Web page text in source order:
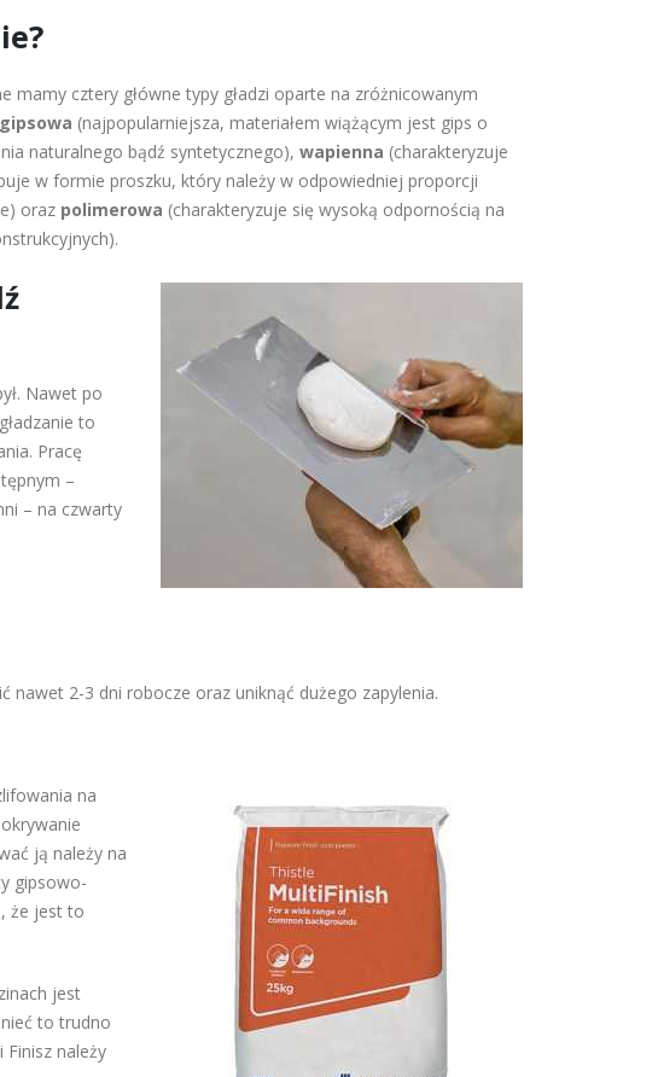
mamy cztery główne typy gładzi oparte na zróżnicowanym
gipsowa (najpopularniejsza, materiałem wiążącym jest gips o
naturalnego bądź syntetycznego), wapienna (charakteryzuje
w formie proszku, który należy w odpowiedniej proporcji
oraz polimerowa (charakteryzuje się wysoką odpornością na
Nawet po
to
Pracę
–
– na czwarty
nawet 2-3 dni robocze oraz uniknąć dużego zapylenia.
na
ją należy na
gipsowo-
że jest to
jest
to trudno
należy